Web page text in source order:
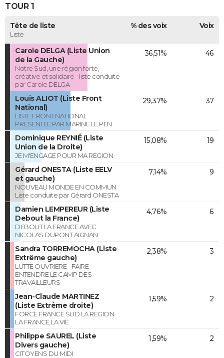
TOUR 1
Tête de liste
Liste
% des voix Voix
Carole DELGA (Liste Union
de la Gauche)
Notre Sud, une région forte,
créative et solidaire - liste conduite
par Carole DELGA
36,51% 46
Louis ALIOT (Liste Front
National)
LISTE FRONT NATIONAL
PRESENTEE PAR MARINE LE PEN
29,37% 37
Dominique REYNIÉ (Liste
Union de la Droite)
JE M'ENGAGE POUR MA REGION
15,08% 19
Gérard ONESTA (Liste EELV
et gauche)
NOUVEAU MONDE EN COMMUN
Liste conduite par Gérard ONESTA
7,14% 9
Damien LEMPEREUR (Liste
Debout la France)
DEBOUT LA FRANCE AVEC
NICOLAS DUPONT AIGNAN
4,76% 6
Sandra TORREMOCHA (Liste
Extrême gauche)
LUTTE OUVRIERE - FAIRE
ENTENDRE LE CAMP DES
TRAVAILLEURS
2,38% 3
Jean-Claude MARTINEZ
(Liste Extrême droite)
FORCE FRANCE SUD LA REGION
LA FRANCE LA VIE
1,59% 2
Philippe SAUREL (Liste
Divers gauche)
CITOYENS DU MIDI
1,59% 2